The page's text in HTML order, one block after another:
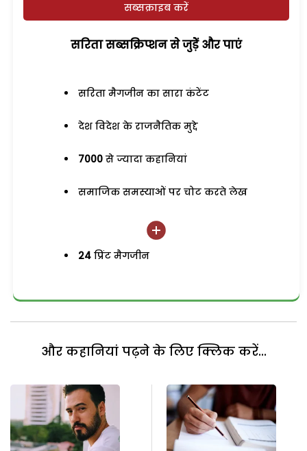
सब्सक्राइब करें
सरिता सब्सक्रिप्शन से जुड़ेें और पाएं
सरिता मैगजीन का सारा कंटेंट
देश विदेश के राजनैतिक मुद्दे
7000 से ज्यादा कहानियां
समाजिक समस्याओं पर चोट करते लेख
24 प्रिंट मैगजीन
और कहानियां पढ़ने के लिए क्लिक करें...